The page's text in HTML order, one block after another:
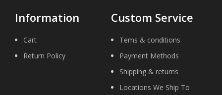
Information
Cart
Return Policy
Custom Service
Tems & conditions
Payment Methods
Shipping & returns
Locations We Ship To